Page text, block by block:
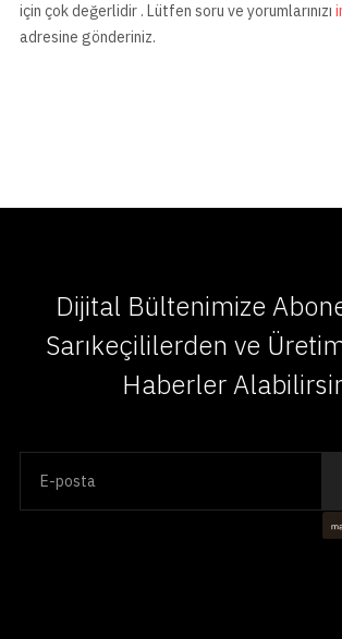
için çok değerlidir . Lütfen soru ve yorumlarınızı
adresine gönderiniz.
Dijital Bültenimize
Sarıkeçililerden ve
Haberler